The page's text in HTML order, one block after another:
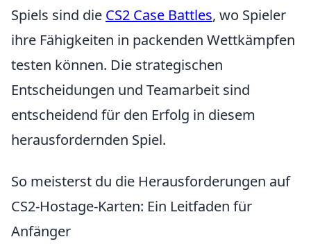
Spiels sind die CS2 Case Battles, wo Spieler
ihre Fähigkeiten in packenden Wettkämpfen
testen können. Die strategischen
Entscheidungen und Teamarbeit sind
entscheidend für den Erfolg in diesem
herausfordernden Spiel.
So meisterst du die Herausforderungen auf
CS2-Hostage-Karten: Ein Leitfaden für
Anfänger